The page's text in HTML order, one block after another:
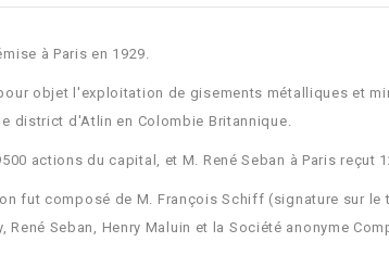
à Paris en 1929.
objet l'exploitation de gisements métalliques et
district d'Atlin en Colombie Britannique.
actions du capital, et M. René Seban à Paris reçut
fut composé de M. François Schiff (signature sur le
René Seban, Henry Maluin et la Société anonyme